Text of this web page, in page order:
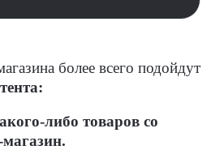
более всего подойдут
либо товаров со